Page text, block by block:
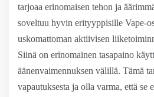
tarjoaa erinomaisen tehon ja
soveltuu hyvin erityyppisille Vape-
uskomattoman aktiivisen
Siinä on erinomainen tasapaino
äänenvaimennuksen välillä. Tämä
vapautuksesta ja olla varma, että se